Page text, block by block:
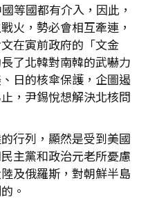
等國都有介入，因此，
火，勢必會相互牽連，
在寅前政府的「文金
了北韓對南韓的武嚇力
日的核傘保護，企圖遏
，尹錫悅想解決北核問
行列，顯然是受到美國
主黨和政治元老所憂慮
及俄羅斯，對朝鮮半島
。